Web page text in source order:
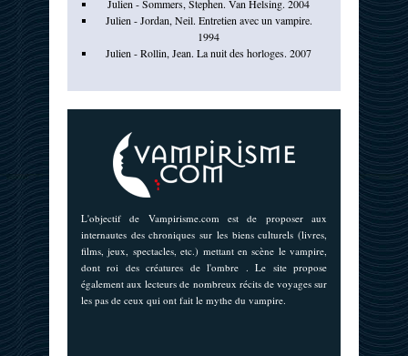
Julien - Sommers, Stephen. Van Helsing. 2004
Julien - Jordan, Neil. Entretien avec un vampire.
1994
Julien - Rollin, Jean. La nuit des horloges. 2007
L'objectif de Vampirisme.com est de proposer aux
internautes des chroniques sur les biens culturels (livres,
films, jeux, spectacles, etc.) mettant en scène le vampire,
dont roi des créatures de l'ombre . Le site propose
également aux lecteurs de nombreux récits de voyages sur
les pas de ceux qui ont fait le mythe du vampire.